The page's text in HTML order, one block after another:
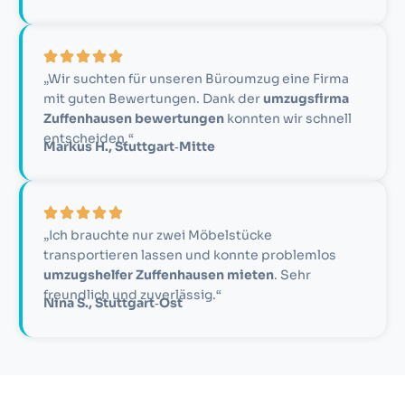
„Wir suchten für unseren Büroumzug eine Firma
mit guten Bewertungen. Dank der umzugsfirma
Zuffenhausen bewertungen konnten wir schnell
entscheiden.“
Markus H., Stuttgart‑Mitte
„Ich brauchte nur zwei Möbelstücke
transportieren lassen und konnte problemlos
umzugshelfer Zuffenhausen mieten. Sehr
freundlich und zuverlässig.“
Nina S., Stuttgart‑Ost